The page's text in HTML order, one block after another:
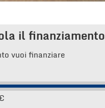
il finanziamento
vuoi finanziare